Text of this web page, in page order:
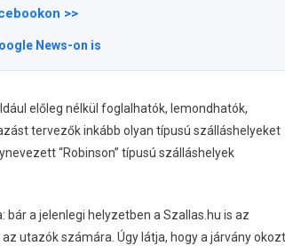
>>
News-on is
előleg nélkül foglalhatók, lemondhatók,
tervezők inkább olyan típusú szálláshelyeket
“Robinson” típusú szálláshelyek
a jelenlegi helyzetben a Szallas.hu is az
utazók számára. Úgy látja, hogy a járvány